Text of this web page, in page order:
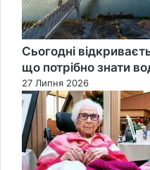
Сьогодні
що потрібно знати
27 Липня 2026